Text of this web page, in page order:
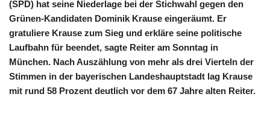
(SPD) hat seine Niederlage bei der Stichwahl gegen den
Grünen-Kandidaten Dominik Krause eingeräumt. Er
gratuliere Krause zum Sieg und erkläre seine politische
Laufbahn für beendet, sagte Reiter am Sonntag in
München. Nach Auszählung von mehr als drei Vierteln der
Stimmen in der bayerischen Landeshauptstadt lag Krause
mit rund 58 Prozent deutlich vor dem 67 Jahre alten Reiter.